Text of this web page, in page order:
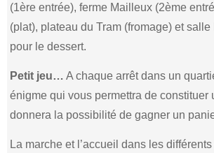
(1ère entrée), ferme Mailleux (2ème
(plat), plateau du Tram (fromage) et
pour le dessert.
Petit jeu… A chaque arrêt dans un
énigme qui vous permettra de constituer
donnera la possibilité de gagner un
La marche et l’accueil dans les